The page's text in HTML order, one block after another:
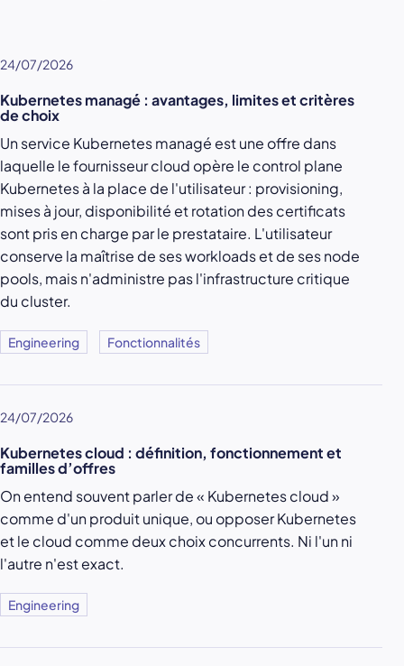
24/07/2026
Kubernetes managé : avantages, limites et critères
de choix
Un service Kubernetes managé est une offre dans
laquelle le fournisseur cloud opère le control plane
Kubernetes à la place de l'utilisateur : provisioning,
mises à jour, disponibilité et rotation des certificats
sont pris en charge par le prestataire. L'utilisateur
conserve la maîtrise de ses workloads et de ses node
pools, mais n'administre pas l'infrastructure critique
du cluster.
Engineering Fonctionnalités
24/07/2026
Kubernetes cloud : définition, fonctionnement et
familles d’offres
On entend souvent parler de « Kubernetes cloud »
comme d'un produit unique, ou opposer Kubernetes
et le cloud comme deux choix concurrents. Ni l'un ni
l'autre n'est exact.
Engineering